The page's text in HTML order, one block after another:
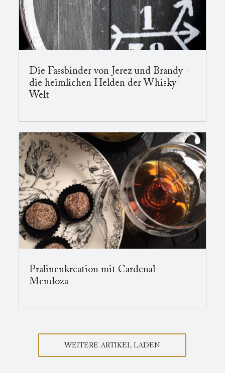
Die Fassbinder von Jerez und Brandy -
die heimlichen Helden der Whisky-
Welt
Pralinenkreation mit Cardenal
Mendoza
WEITERE ARTIKEL LADEN